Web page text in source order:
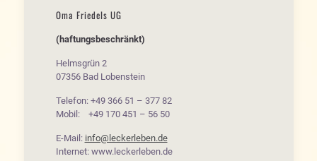
Oma Friedels UG
(haftungsbeschränkt)
Helmsgrün 2
07356 Bad Lobenstein
Telefon: +49 366 51 – 377 82
Mobil: +49 170 451 – 56 50
E-Mail: info@leckerleben.de
Internet: www.leckerleben.de